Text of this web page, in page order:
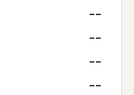
--
--
--
--